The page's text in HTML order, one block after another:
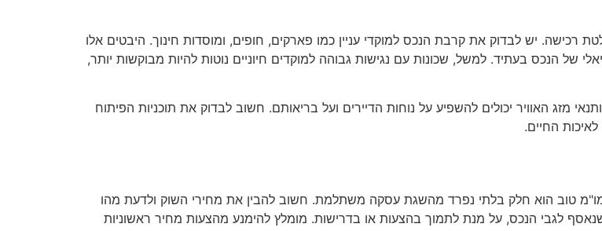
רכישה. יש לבדוק את קרבת הנכס למוקדי עניין כמו פארקים, חופים, ומוסדות חינוך. היבטים אלו
של הנכס בעתיד. למשל, שכונות עם נגישות גבוהה למוקדים חיוניים נוטות להיות מבוקשות יותר,
מזג האוויר יכולים להשפיע על נוחות הדיירים ועל בריאותם. חשוב לבדוק את תוכניות הפיתוח
החיים.
טוב הוא חלק בלתי נפרד מהשגת עסקה משתלמת. חשוב להבין את מחירי השוק ולדעת מהו
לגבי הנכס, על מנת לתמוך בהצעות או בדרישות. מומלץ להימנע מהצעות מחיר ראשוניות